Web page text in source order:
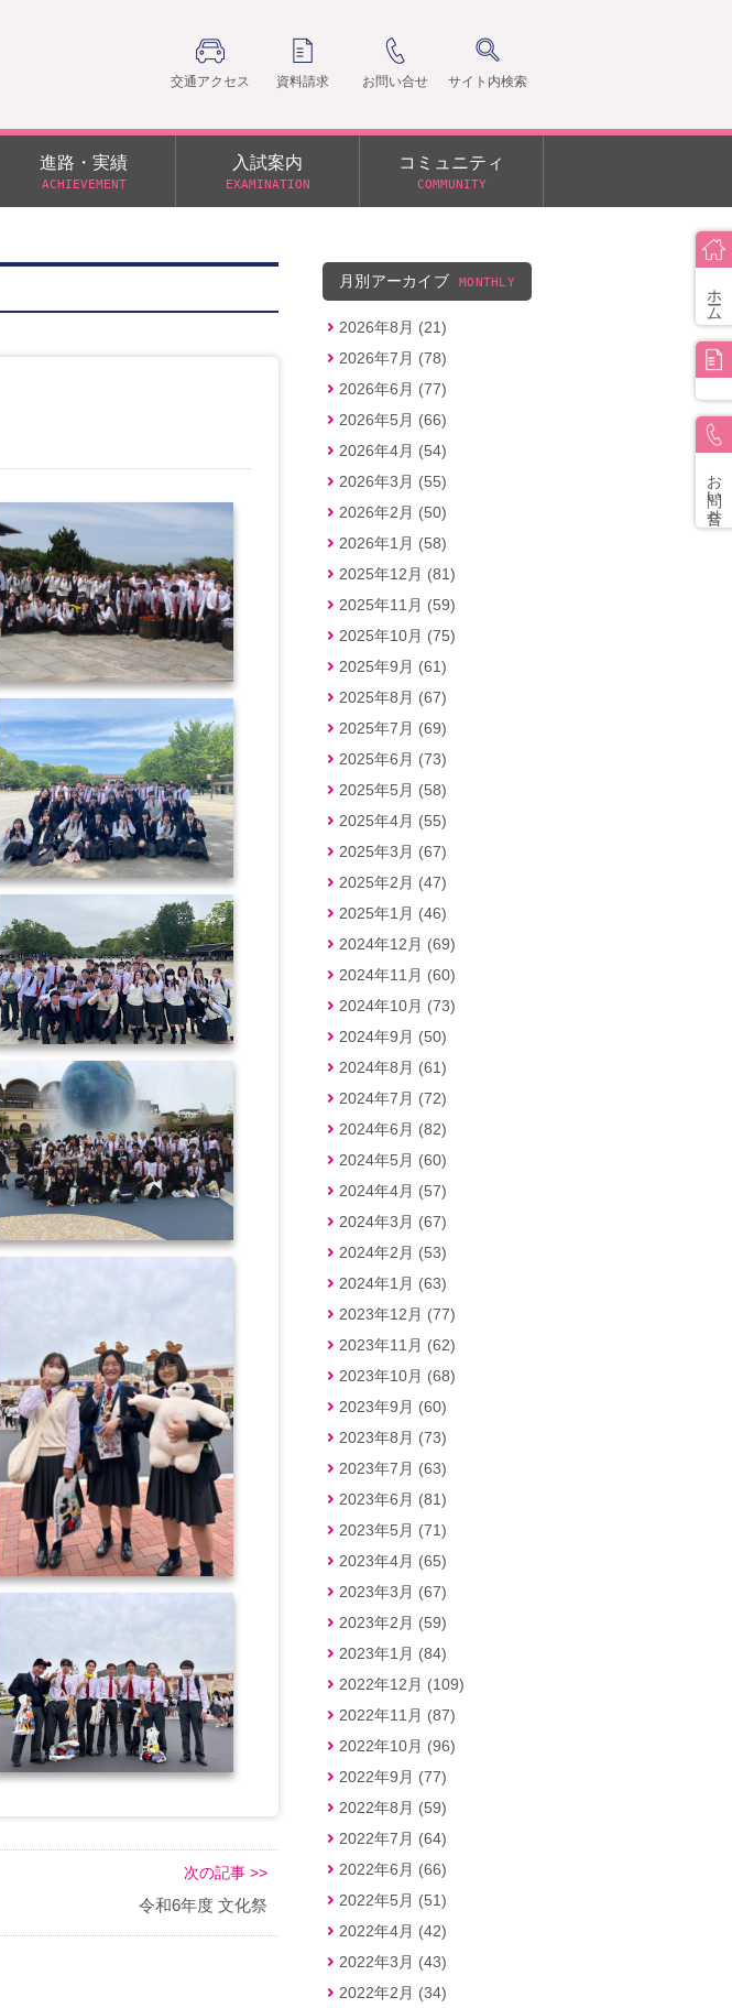
ホーム
お問い合せ
交通アクセス 資料請求 お問い合せ サイト内検索
教育の特色
ス）
ムービーチャンネル
進路・実績
ACHIEVEMENT
入試案内
EXAMINATION
学力判定テスト
コミュニティ
COMMUNITY
桜美会
次の記事 >>
令和6年度 文化祭
月別アーカイブ MONTHLY
2026年8月 (21)
2026年7月 (78)
2026年6月 (77)
2026年5月 (66)
2026年4月 (54)
2026年3月 (55)
2026年2月 (50)
2026年1月 (58)
2025年12月 (81)
2025年11月 (59)
2025年10月 (75)
2025年9月 (61)
2025年8月 (67)
2025年7月 (69)
2025年6月 (73)
2025年5月 (58)
2025年4月 (55)
2025年3月 (67)
2025年2月 (47)
2025年1月 (46)
2024年12月 (69)
2024年11月 (60)
2024年10月 (73)
2024年9月 (50)
2024年8月 (61)
2024年7月 (72)
2024年6月 (82)
2024年5月 (60)
2024年4月 (57)
2024年3月 (67)
2024年2月 (53)
2024年1月 (63)
2023年12月 (77)
2023年11月 (62)
2023年10月 (68)
2023年9月 (60)
2023年8月 (73)
2023年7月 (63)
2023年6月 (81)
2023年5月 (71)
2023年4月 (65)
2023年3月 (67)
2023年2月 (59)
2023年1月 (84)
2022年12月 (109)
2022年11月 (87)
2022年10月 (96)
2022年9月 (77)
2022年8月 (59)
2022年7月 (64)
2022年6月 (66)
2022年5月 (51)
2022年4月 (42)
2022年3月 (43)
2022年2月 (34)